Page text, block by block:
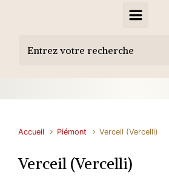
Accueil Piémont Verceil (Vercelli)
Verceil (Vercelli)